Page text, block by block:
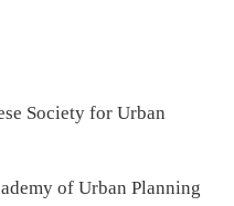
Society for Urban
of Urban Planning